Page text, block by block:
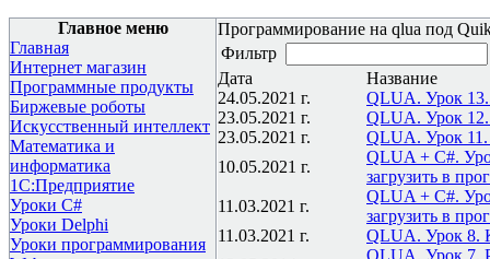
Главное меню
Главная
Интернет магазин
Программные продукты
Биржевые роботы
Искусственный интеллект
Математика и
информатика
1С:Предприятие
Уроки C#
Уроки Delphi
Уроки программирования
Программирование на qlua под
Фильтр
Дата
Название
24.05.2021 г.
QLUA. Урок 13.
23.05.2021 г.
QLUA. Урок 12.
23.05.2021 г.
QLUA. Урок
10.05.2021 г.
QLUA + C#.
загрузить в
11.03.2021 г.
QLUA + C#.
загрузить в
11.03.2021 г.
QLUA. Урок 8.
QLUA. Урок 7.